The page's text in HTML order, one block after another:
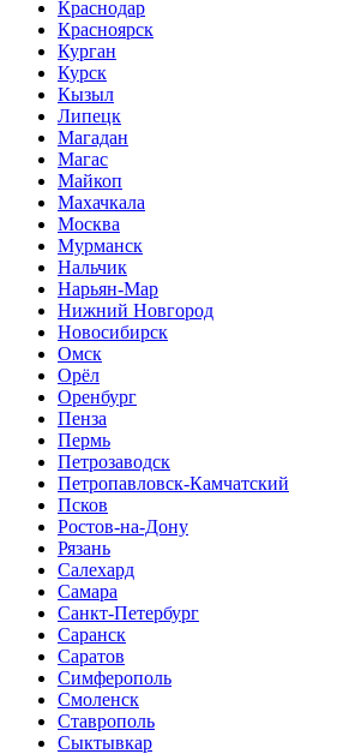
Краснодар
Красноярск
Курган
Курск
Кызыл
Липецк
Магадан
Магас
Майкоп
Махачкала
Москва
Мурманск
Нальчик
Нарьян-Мар
Нижний Новгород
Новосибирск
Омск
Орёл
Оренбург
Пенза
Пермь
Петрозаводск
Петропавловск-Камчатский
Псков
Ростов-на-Дону
Рязань
Салехард
Самара
Санкт-Петербург
Саранск
Саратов
Симферополь
Смоленск
Ставрополь
Сыктывкар